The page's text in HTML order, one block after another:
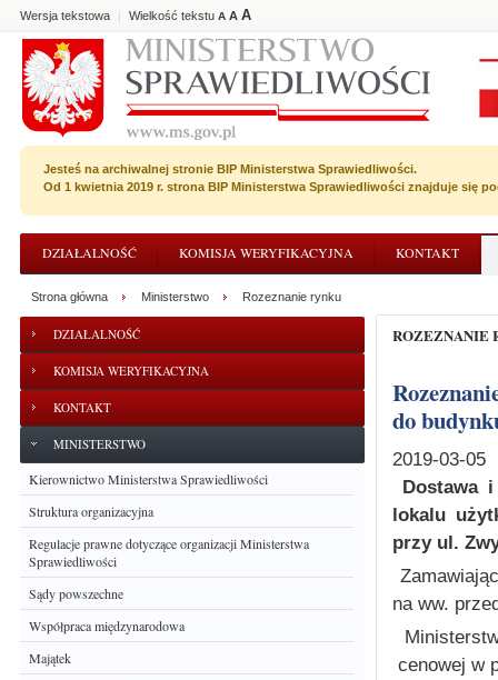
Wersja tekstowa | Wielkość tekstu A A A
Jesteś na archiwalnej stronie BIP Ministerstwa Sprawiedliwości.
Od 1 kwietnia 2019 r. strona BIP Ministerstwa Sprawiedliwości znajduje się
DZIAŁALNOŚĆ KOMISJA WERYFIKACYJNA KONTAKT
DZIAŁALNOŚĆ
KOMISJA WERYFIKACYJNA
KONTAKT
MINISTERSTWO
Kierownictwo Ministerstwa Sprawiedliwości
Struktura organizacyjna
Regulacje prawne dotyczące organizacji Ministerstwa
Sprawiedliwości
Sądy powszechne
Współpraca międzynarodowa
Majątek
Strona główna Ministerstwo Rozeznanie rynku
ROZEZNANIE
Rozeznanie rynku na dostawę i montaż masztu flagowego nad wejściem
do
2019-03-05
Dostawa
lokalu
przy ul.
na ww.
cenowej w